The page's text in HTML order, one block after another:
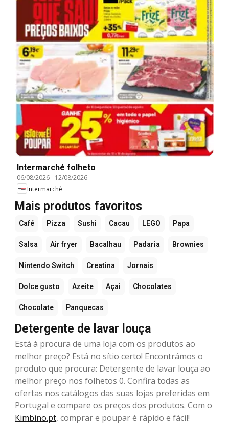
Intermarché folheto
06/08/2026- 12/08/2026
Intermarché
Mais produtos favoritos
Café Pizza Sushi Cacau LEGO Papa
Salsa Air fryer Bacalhau Padaria Brownies
Nintendo Switch Creatina Jornais
Dolce gusto Azeite Açai Chocolates
Chocolate Panquecas
Detergente de lavar louça
Está à procura de uma loja com os produtos ao
melhor preço? Está no sítio certo! Encontrámos o
produto que procura: Detergente de lavar louça ao
melhor preço nos folhetos 0. Confira todas as
ofertas nos catálogos das suas lojas preferidas em
Portugal e compare os preços dos produtos. Com o
Kimbino.pt, comprar e poupar é rápido e fácil!